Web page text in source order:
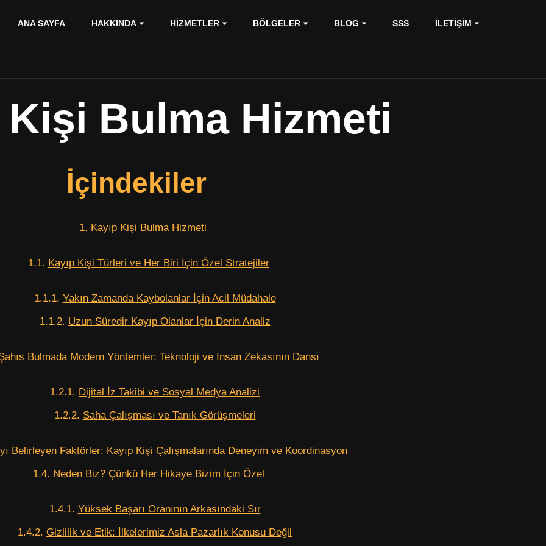
ANA SAYFA HAKKINDA HIZMETLER BÖLGELER BLOG SSS İLETIŞIM
Kişi Bulma Hizmeti
İçindekiler
Kayıp Kişi Bulma Hizmeti
Kayıp Kişi Türleri ve Her Biri İçin Özel Stratejiler
Yakın Zamanda Kaybolanlar İçin Acil Müdahale
Uzun Süredir Kayıp Olanlar İçin Derin Analiz
Bulmada Modern Yöntemler: Teknoloji ve İnsan Zekasının Dansı
Dijital İz Takibi ve Sosyal Medya Analizi
Saha Çalışması ve Tanık Görüşmeleri
Belirleyen Faktörler: Kayıp Kişi Çalışmalarında Deneyim ve Koordinasyon
Neden Biz? Çünkü Her Hikaye Bizim İçin Özel
Yüksek Başarı Oranının Arkasındaki Sır
Gizlilik ve Etik: İlkelerimiz Asla Pazarlık Konusu Değil